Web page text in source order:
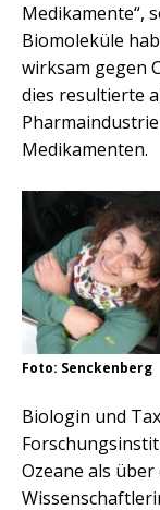
Medikamente“,
Biomoleküle
wirksam gegen
dies resultierte
Medikamenten.
Foto: Senckenberg
Biologin und
Ozeane als über